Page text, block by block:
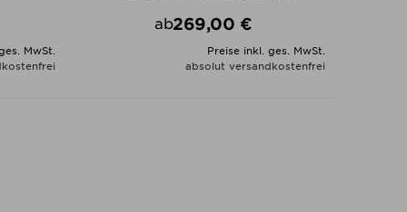
MwSt.
ab
Preis
269,00 €
Preise inkl. ges. MwSt.
absolut versandkostenfrei